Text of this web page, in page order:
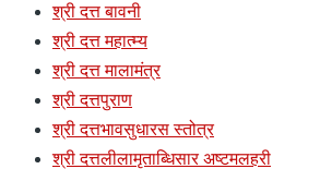
श्री दत्त बावनी
श्री दत्त महात्म्य
श्री दत्त मालामंत्र
श्री दत्तपुराण
श्री दत्तभावसुधारस स्तोत्र
श्री दत्तलीलामृताब्धिसार अष्टमलहरी